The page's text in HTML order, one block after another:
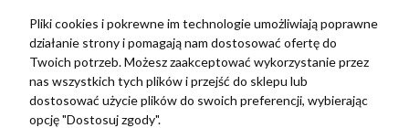
KAMIENNE GRESOWE
269,00 zł m2
KAMIENNE GRESOWE
305,00 zł m2
Pliki cookies i pokrewne im technologie umożliwiają poprawne
działanie strony i pomagają nam dostosować ofertę do
Twoich potrzeb. Możesz zaakceptować wykorzystanie przez
nas wszystkich tych plików i przejść do sklepu lub
dostosować użycie plików do swoich preferencji, wybierając
opcję "Dostosuj zgody".